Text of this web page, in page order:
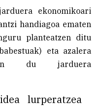
ekonomikoari
handiagoa ematen
planteatzen ditu
eta azalera
du jarduera
lurperatzea